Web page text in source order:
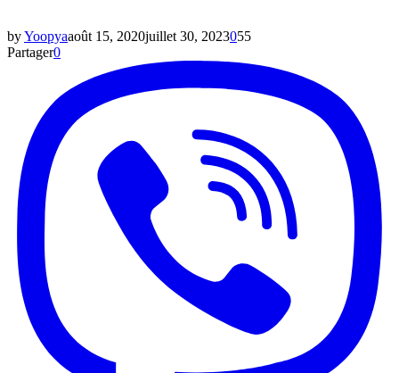
byYoopyaaoût 15, 2020juillet 30, 2023055
Partager0